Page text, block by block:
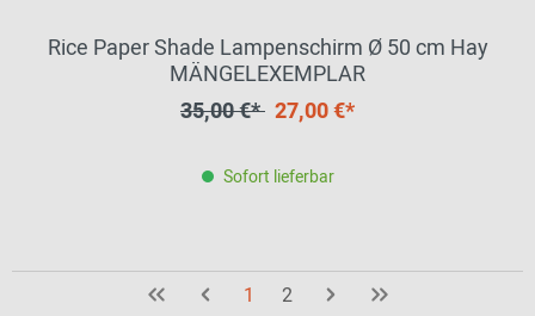
Rice Paper Shade Lampenschirm Ø 50 cm Hay
MÄNGELEXEMPLAR
35,00 €* 27,00 €*
Sofort lieferbar
1 2